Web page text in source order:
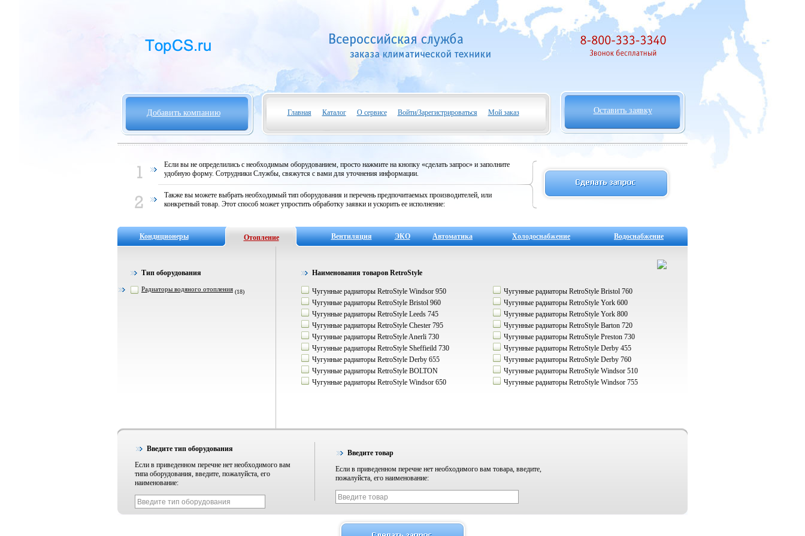
Добавить компанию Главная Каталог О сервисе Войти/Зарегистрироваться Мой заказ Оставить заявку
Если вы не определились с необходимым оборудованием, просто нажмите на кнопку «сделать запрос» и заполните
удобную форму. Сотрудники Службы, свяжутся с вами для уточнения информации.
Также вы можете выбрать необходимый тип оборудования и перечень предпочитаемых производителей, или
конкретный товар. Этот способ может упростить обработку заявки и ускорить ее исполнение:
Кондиционеры Отопление Вентиляция ЭКО Автоматика Холодоснабжение Водоснабжение
Тип оборудования
Радиаторы водяного отопления (18)
Наименования товаров RetroStyle
Чугунные радиаторы RetroStyle Windsor 950
Чугунные радиаторы RetroStyle Bristol 760
Чугунные радиаторы RetroStyle Bristol 960
Чугунные радиаторы RetroStyle York 600
Чугунные радиаторы RetroStyle Leeds 745
Чугунные радиаторы RetroStyle York 800
Чугунные радиаторы RetroStyle Chester 795
Чугунные радиаторы RetroStyle Barton 720
Чугунные радиаторы RetroStyle Anerli 730
Чугунные радиаторы RetroStyle Preston 730
Чугунные радиаторы RetroStyle Sheffieild 730
Чугунные радиаторы RetroStyle Derby 455
Чугунные радиаторы RetroStyle Derby 655
Чугунные радиаторы RetroStyle Derby 760
Чугунные радиаторы RetroStyle BOLTON
Чугунные радиаторы RetroStyle Windsor 510
Чугунные радиаторы RetroStyle Windsor 650
Чугунные радиаторы RetroStyle Windsor 755
Введите тип оборудования
Если в приведенном перечне нет необходимого вам
типа оборудования, введите, пожалуйста, его
наименование:
Введите товар
Если в приведенном перечне нет необходимого вам товара, введите,
пожалуйста, его наименование: